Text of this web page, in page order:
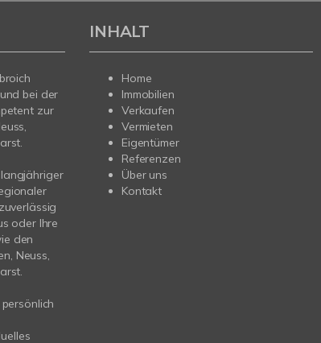
bei der
zur
oder Ihre
den
Neuss,
INHALT
Home
Immobilien
Verkaufen
Vermieten
Eigentümer
Referenzen
Über uns
Kontakt